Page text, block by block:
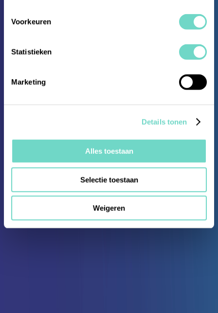
Voorkeuren
Statistieken
Marketing
Details tonen
Alles toestaan
Selectie toestaan
Weigeren
Jeroen Oversteegen
compliance in de
hypotheekketen